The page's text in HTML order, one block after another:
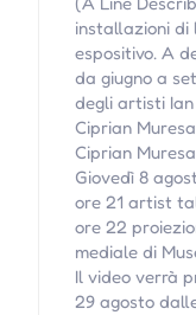
installazioni di
espositivo. A
da giugno a
degli artisti Ian
Ciprian
Ciprian
Giovedì 8
ore 21 artist
ore 22
mediale di
Il video verrà
29 agosto